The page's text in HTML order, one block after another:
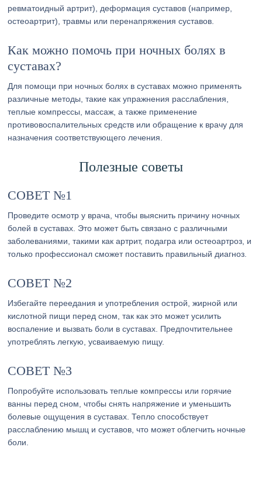
ревматоидный артрит), деформация суставов (например,
остеоартрит), травмы или перенапряжения суставов.
Как можно помочь при ночных болях в
суставах?
Для помощи при ночных болях в суставах можно применять
различные методы, такие как упражнения расслабления,
теплые компрессы, массаж, а также применение
противовоспалительных средств или обращение к врачу для
назначения соответствующего лечения.
Полезные советы
СОВЕТ №1
Проведите осмотр у врача, чтобы выяснить причину ночных
болей в суставах. Это может быть связано с различными
заболеваниями, такими как артрит, подагра или остеоартроз, и
только профессионал сможет поставить правильный диагноз.
СОВЕТ №2
Избегайте переедания и употребления острой, жирной или
кислотной пищи перед сном, так как это может усилить
воспаление и вызвать боли в суставах. Предпочтительнее
употреблять легкую, усваиваемую пищу.
СОВЕТ №3
Попробуйте использовать теплые компрессы или горячие
ванны перед сном, чтобы снять напряжение и уменьшить
болевые ощущения в суставах. Тепло способствует
расслаблению мышц и суставов, что может облегчить ночные
боли.